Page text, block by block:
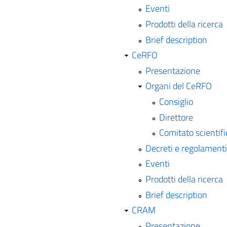
Eventi
Prodotti della ricerca
Brief description
CeRFO
Presentazione
Organi del CeRFO
Consiglio
Direttore
Comitato
Decreti e regolamenti
Eventi
Prodotti della ricerca
Brief description
CRAM